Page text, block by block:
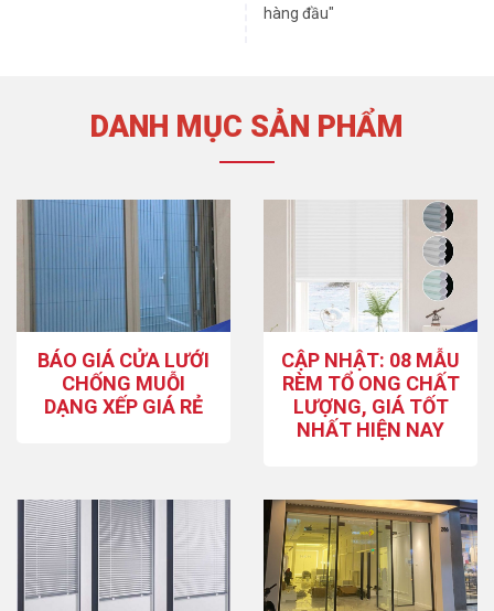
hàng đầu"
DANH MỤC SẢN PHẨM
BÁO GIÁ CỬA LƯỚI
CHỐNG MUỖI
DẠNG XẾP GIÁ RẺ
CẬP NHẬT: 08 MẪU
RÈM TỔ ONG CHẤT
LƯỢNG, GIÁ TỐT
NHẤT HIỆN NAY